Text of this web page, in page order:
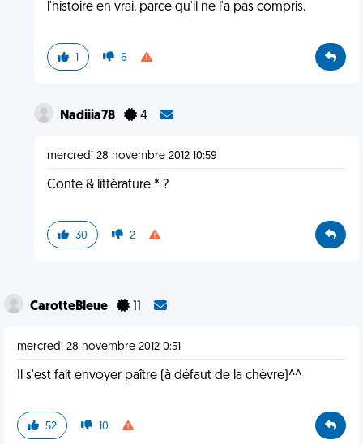
l'histoire en vrai, parce qu'il ne l'a pas compris.
1 6
Nadiiia78 4
mercredi 28 novembre 2012 10:59
Conte & littérature * ?
30 2
CarotteBleue
mercredi 28 novembre 2012 0:51
Il s'est fait envoyer paître (à défaut de la chèvre)^^
52 10